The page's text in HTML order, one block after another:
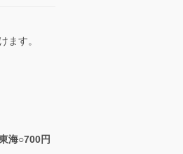
ます。
海○700円